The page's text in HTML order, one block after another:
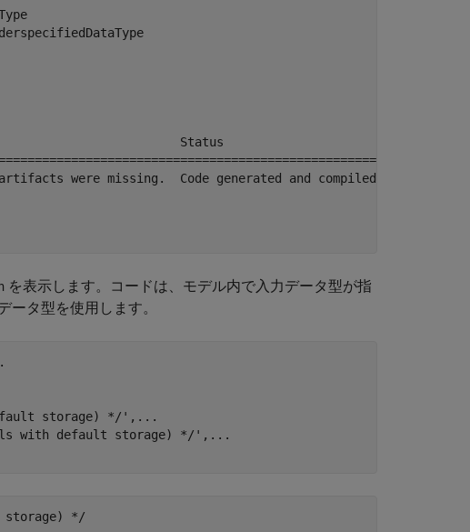
Status                        Build
were missing.  Code generated and compiled.  0h 0m
を表示します。コードは、モデル内で入力データ型が指
ータ型を使用します。
storage) */' , ...
with default storage) */' , ...
*/